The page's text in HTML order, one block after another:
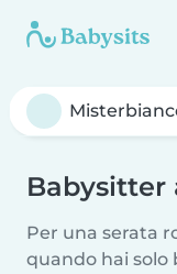
Babysitter
Per una serata
quando hai solo